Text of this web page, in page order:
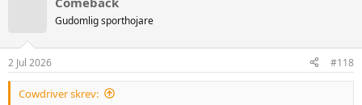
Gudomlig sporthojare
2 Jul 2026 #118
Cowdriver skrev: